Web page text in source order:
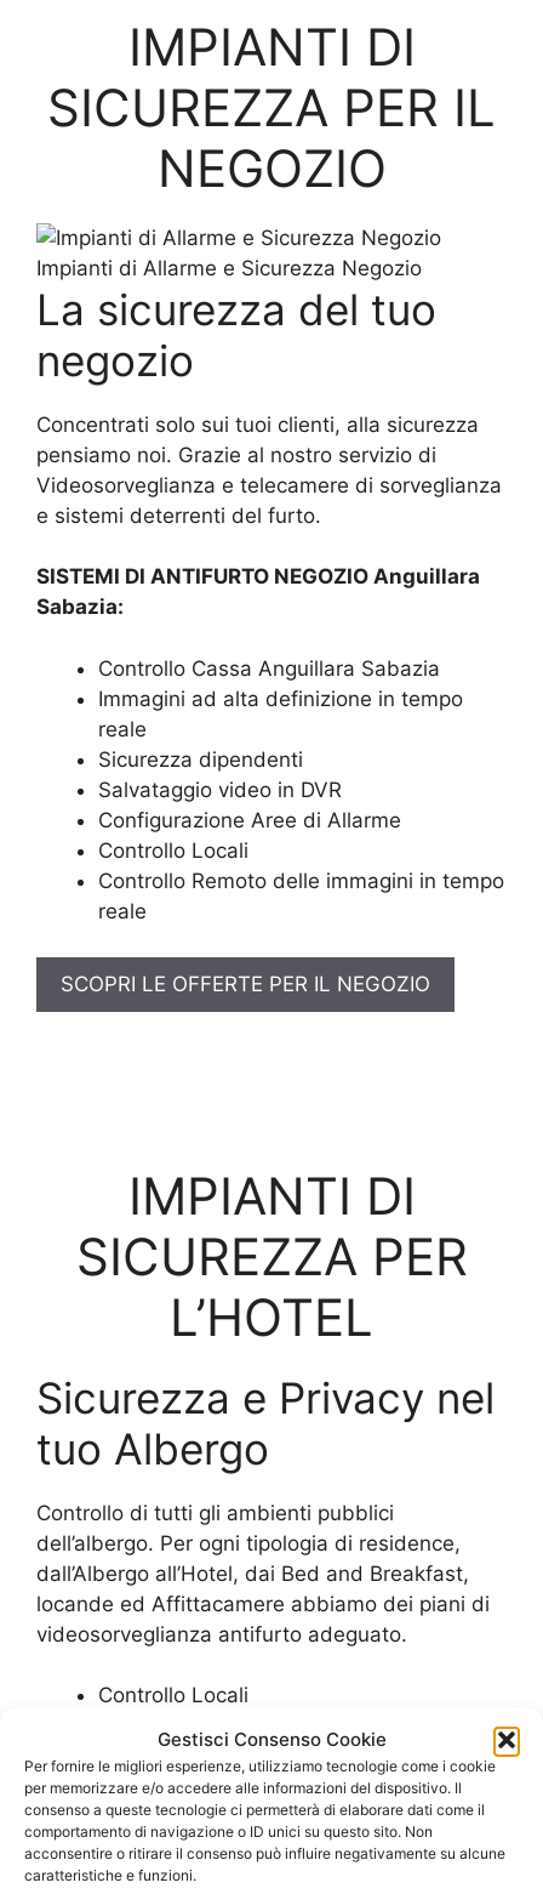
Gestisci Consenso Cookie
Per fornire le migliori esperienze, utilizziamo tecnologie come i cookie
per memorizzare e/o accedere alle informazioni del dispositivo. Il
consenso a queste tecnologie ci permetterà di elaborare dati come il
comportamento di navigazione o ID unici su questo sito. Non
acconsentire o ritirare il consenso può influire negativamente su alcune
caratteristiche e funzioni.
IMPIANTI DI
SICUREZZA PER IL
NEGOZIO
Impianti di Allarme e Sicurezza Negozio
La sicurezza del tuo
negozio
Concentrati solo sui tuoi clienti, alla sicurezza
pensiamo noi. Grazie al nostro servizio di
Videosorveglianza e telecamere di sorveglianza
e sistemi deterrenti del furto.
SISTEMI DI ANTIFURTO NEGOZIO Anguillara
Sabazia:
Controllo Cassa Anguillara Sabazia
Immagini ad alta definizione in tempo
reale
Sicurezza dipendenti
Salvataggio video in DVR
Configurazione Aree di Allarme
Controllo Locali
Controllo Remoto delle immagini in tempo
reale
SCOPRI LE OFFERTE PER IL NEGOZIO
IMPIANTI DI
SICUREZZA PER
L’HOTEL
Sicurezza e Privacy nel
tuo Albergo
Controllo di tutti gli ambienti pubblici
dell’albergo. Per ogni tipologia di residence,
dall’Albergo all’Hotel, dai Bed and Breakfast,
locande ed Affittacamere abbiamo dei piani di
videosorveglianza antifurto adeguato.
Controllo Locali
Controllo Cassa
Salvataggio Video DVR
Configurazione allarme
Controllo accessi in camera
Effetto deterrente in caso di furti